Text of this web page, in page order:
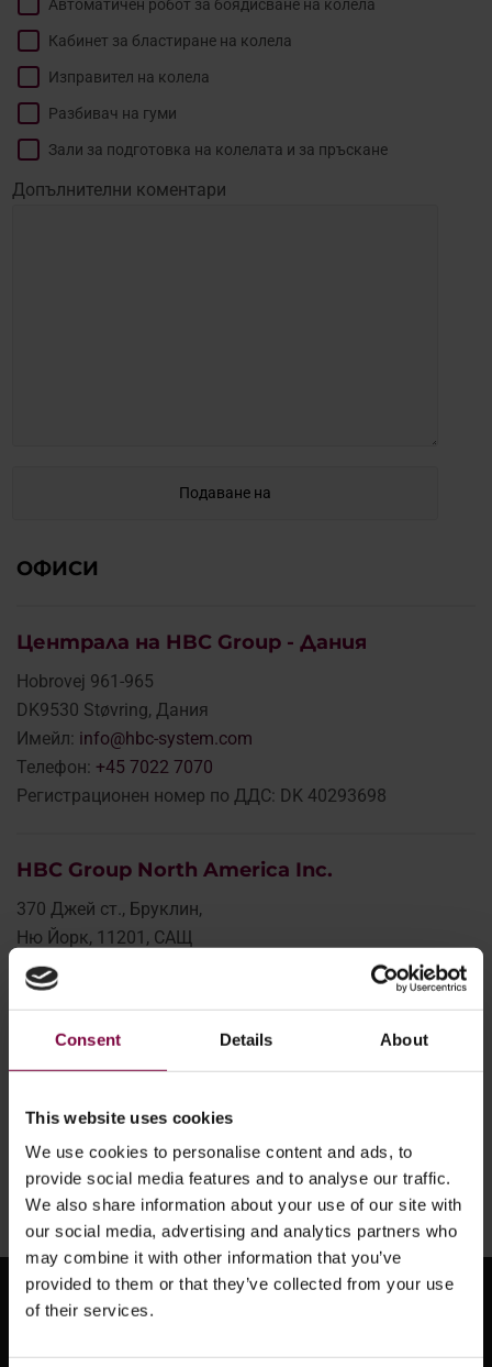
Consent Details About
This website uses cookies
We use cookies to personalise content and ads, to
provide social media features and to analyse our traffic.
We also share information about your use of our site with
our social media, advertising and analytics partners who
may combine it with other information that you’ve
provided to them or that they’ve collected from your use
of their services.
Автоматичен робот за боядисване на колела
Кабинет за бластиране на колела
Изправител на колела
Разбивач на гуми
Зали за подготовка на колелата и за пръскане
Допълнителни коментари
ОФИСИ
Централа на HBC Group - Дания
Hobrovej 961-965
DK9530 Støvring, Дания
Имейл: info@hbc-system.com
Телефон: +45 7022 7070
Регистрационен номер по ДДС: DK 40293698
HBC Group North America Inc.
370 Джей ст., Бруклин,
Ню Йорк, 11201, САЩ
Имейл:
Тел:
HBC Group Германия
Имейл:
verkauf@hbc-system.com
Факс: +49 4307900192